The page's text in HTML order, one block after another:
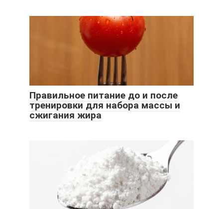
Правильное питание до и после
тренировки для набора массы и
сжигания жира